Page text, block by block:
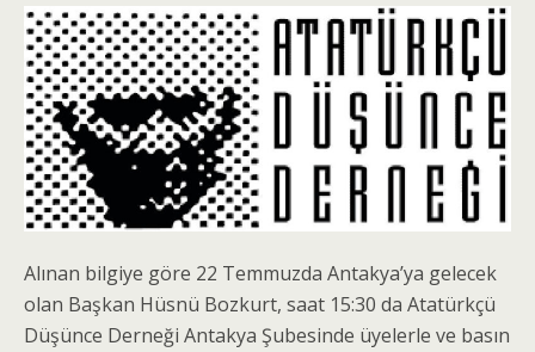
Alınan bilgiye göre 22 Temmuzda Antakya’ya gelecek
olan Başkan Hüsnü Bozkurt, saat 15:30 da Atatürkçü
Düşünce Derneği Antakya Şubesinde üyelerle ve basın